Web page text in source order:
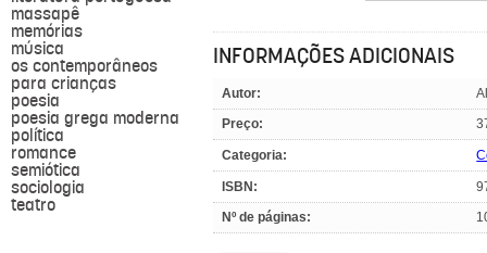
massapê
memórias
música
os contemporâneos
para crianças
poesia
poesia grega moderna
política
romance
semiótica
sociologia
teatro
INFORMAÇÕES ADICIONAIS
Autor:
Preço:
Categoria:
ISBN:
Nº de páginas: